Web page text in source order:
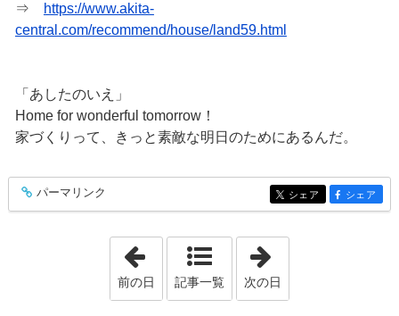
⇒
https://www.akita-
central.com/recommend/house/land59.html
「あしたのいえ」
Home for wonderful tomorrow！
家づくりって、きっと素敵な明日のためにあるんだ。
entry346
パーマリンク entry346
シェア entry346
シェア
「2020年9月21日」
前の日 記事一覧 次の日